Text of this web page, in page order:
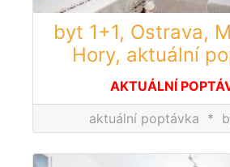
byt 1+1, Ostrava,
Hory, aktuální
AKTUÁLNÍ
aktuální poptávka *